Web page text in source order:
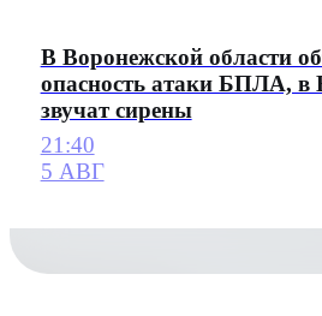
В Воронежской области
опасность атаки БПЛА, в
звучат сирены
21:40
5 АВГ